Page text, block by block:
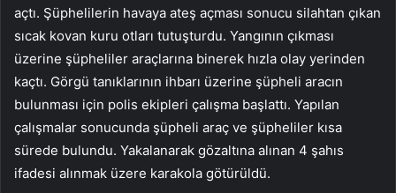
açtı. Şüphelilerin havaya ateş açması sonucu silahtan çıkan
sıcak kovan kuru otları tutuşturdu. Yangının çıkması
üzerine şüpheliler araçlarına binerek hızla olay yerinden
kaçtı. Görgü tanıklarının ihbarı üzerine şüpheli aracın
bulunması için polis ekipleri çalışma başlattı. Yapılan
çalışmalar sonucunda şüpheli araç ve şüpheliler kısa
sürede bulundu. Yakalanarak gözaltına alınan 4 şahıs
ifadesi alınmak üzere karakola götürüldü.